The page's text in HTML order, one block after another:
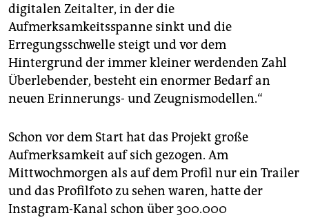
digitalen Zeitalter, in der die
Aufmerksamkeitsspanne sinkt und die
Erregungsschwelle steigt und vor dem
Hintergrund der immer kleiner werdenden Zahl
Überlebender, besteht ein enormer Bedarf an
neuen Erinnerungs- und Zeugnismodellen.“
Schon vor dem Start hat das Projekt große
Aufmerksamkeit auf sich gezogen. Am
Mittwochmorgen als auf dem Profil nur ein Trailer
und das Profilfoto zu sehen waren, hatte der
Instagram-Kanal schon über 300.000